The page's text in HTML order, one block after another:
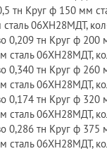
тн Круг ф 150 мм
06ХН28МДТ,
0,209 тн Круг ф
06ХН28МДТ,
0,340 тн Круг ф
06ХН28МДТ,
0,174 тн Круг ф
06ХН28МДТ,
0,286 тн Круг ф
06ХН28МДТ,